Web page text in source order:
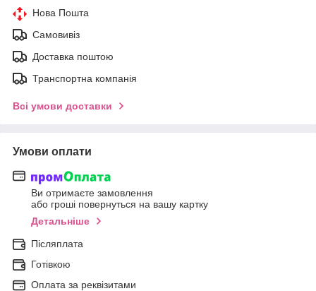
Нова Пошта
Самовивіз
Доставка поштою
Транспортна компанія
Всі умови доставки
Умови оплати
Ви отримаєте замовлення
або гроші повернуться на вашу картку
Детальніше
Післяплата
Готівкою
Оплата за реквізитами